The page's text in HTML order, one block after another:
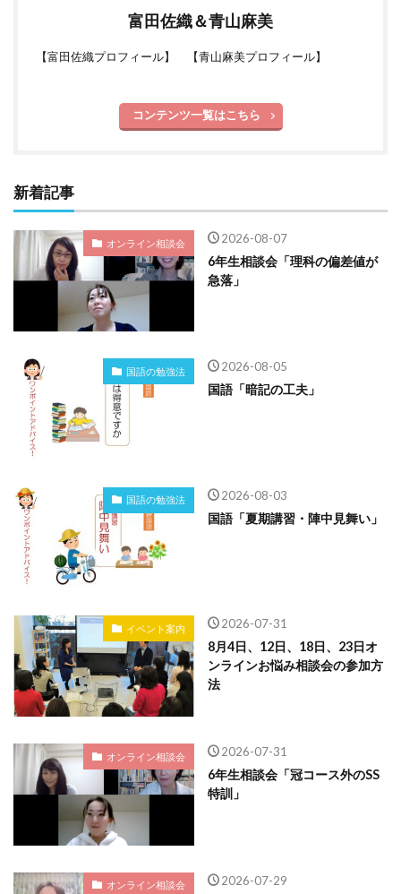
富田佐織＆青山麻美
【富田佐織プロフィール】 【青山麻美プロフィール】
コンテンツ一覧はこちら
新着記事
オンライン相談会 2026-08-07
6年生相談会「理科の偏差値が
急落」
国語の勉強法 2026-08-05
国語「暗記の工夫」
国語の勉強法 2026-08-03
国語「夏期講習・陣中見舞い」
イベント案内 2026-07-31
8月4日、12日、18日、23日オ
ンラインお悩み相談会の参加方
法
オンライン相談会 2026-07-31
6年生相談会「冠コース外のSS
特訓」
オンライン相談会 2026-07-29